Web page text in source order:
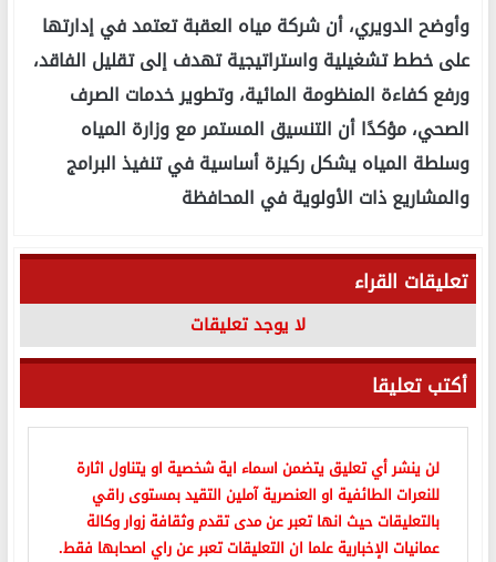
وأوضح الدويري، أن شركة مياه العقبة تعتمد في إدارتها
على خطط تشغيلية واستراتيجية تهدف إلى تقليل الفاقد،
ورفع كفاءة المنظومة المائية، وتطوير خدمات الصرف
الصحي، مؤكدًا أن التنسيق المستمر مع وزارة المياه
وسلطة المياه يشكل ركيزة أساسية في تنفيذ البرامج
والمشاريع ذات الأولوية في المحافظة
تعليقات القراء
لا يوجد تعليقات
أكتب تعليقا
لن ينشر أي تعليق يتضمن اسماء اية شخصية او يتناول اثارة
للنعرات الطائفية او العنصرية آملين التقيد بمستوى راقي
بالتعليقات حيث انها تعبر عن مدى تقدم وثقافة زوار وكالة
عمانيات الإخبارية علما ان التعليقات تعبر عن راي اصحابها فقط.